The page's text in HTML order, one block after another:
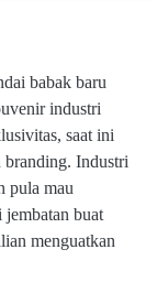
babak baru
industri
saat ini
branding. Industri
pula mau
jembatan buat
menguatkan